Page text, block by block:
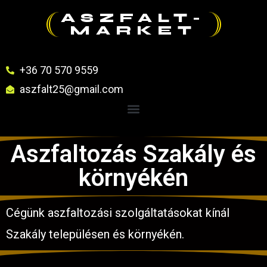
ASZFALT-
MARKET
+36 70 570 9559
aszfalt25@gmail.com
Aszfaltozás Szakály és
környékén
Cégünk aszfaltozási szolgáltatásokat kínál
Szakály településen és környékén.